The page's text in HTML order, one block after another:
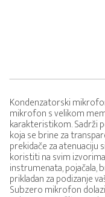
Kondenzatorski
mikrofon s velikom
karakteristikom. Sadrži
koja se brine za
prekidače za atenuaciju
koristiti na svim
instrumenata, pojačala,
prikladan za podizanje
Subzero mikrofon